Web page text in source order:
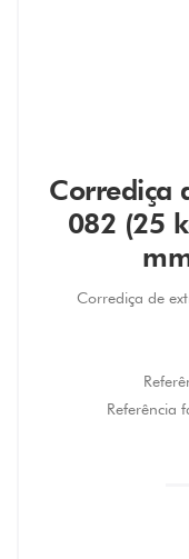
Corrediça
082 (25
Corrediça de
Referência